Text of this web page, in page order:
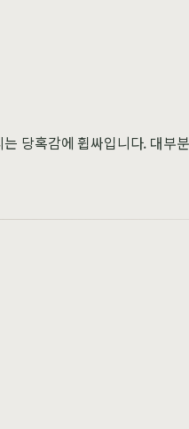
당혹감에 휩싸입니다. 대부